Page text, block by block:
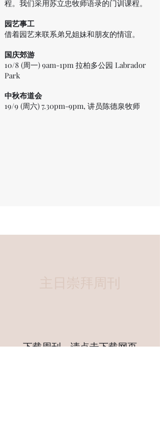
程。我们采用苏立忠牧师语录的门训课程。
园艺事工
借着园艺来联系弟兄姐妹和朋友的情谊。
国庆郊游
10/8 (周一) 9am-1pm 拉柏多公园 Labrador
Park
中秋布道会
19/9 (周六) 7.30pm-9pm, 讲员陈德泉牧师
下载周刊，请点击下载网页